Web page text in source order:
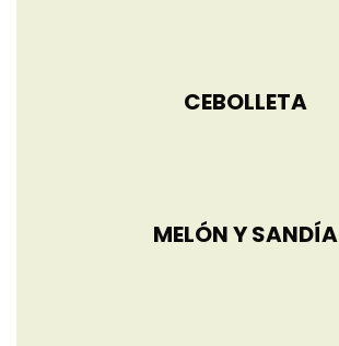
CEBOLLETA
MELÓN Y SANDÍA